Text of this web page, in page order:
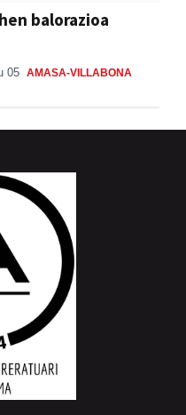
balorazioa
05 AMASA-VILLABONA